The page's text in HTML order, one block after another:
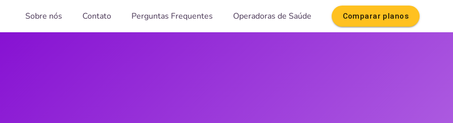
Sobre nós Contato Perguntas Frequentes Operadoras de Saúde Comparar planos